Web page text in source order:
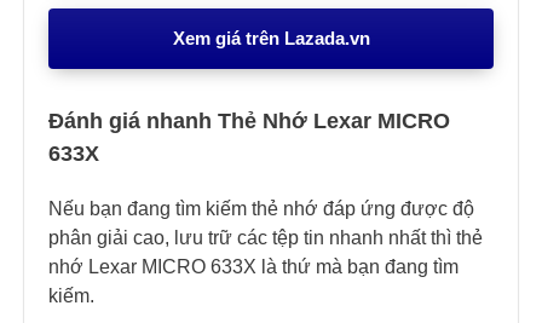
Xem giá trên Lazada.vn
Đánh giá nhanh Thẻ Nhớ Lexar MICRO
633X
Nếu bạn đang tìm kiếm thẻ nhớ đáp ứng được độ
phân giải cao, lưu trữ các tệp tin nhanh nhất thì thẻ
nhớ Lexar MICRO 633X là thứ mà bạn đang tìm
kiếm.